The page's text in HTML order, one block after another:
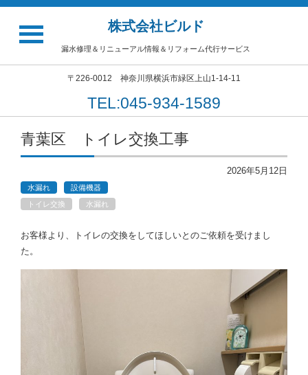
株式会社ビルド
漏水修理＆リニューアル情報＆リフォーム代行サービス
〒226-0012 神奈川県横浜市緑区上山1-14-11
TEL:045-934-1589
青葉区 トイレ交換工事
2026年5月12日
水漏れ
設備機器
トイレ交換
水漏れ
お客様より、トイレの交換をしてほしいとのご依頼を受けまし
た。